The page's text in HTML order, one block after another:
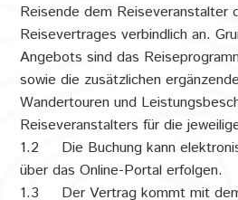
Reisende dem Reiseveranstalter
Reisevertrages verbindlich an.
Angebots sind das
sowie die zusätzlichen
Wandertouren und
Reiseveranstalters für die
1.2 Die Buchung kann
über das Online-Portal erfolgen.
1.3 Der Vertrag kommt mit